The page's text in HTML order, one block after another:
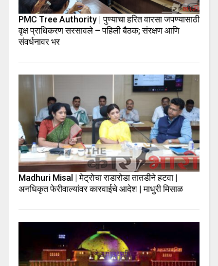
PMC Tree Authority | पुण्याचा हरित वारसा जपण्यासाठी
वृक्ष प्राधिकरण सरसावले – पहिली बैठक; संरक्षण आणि
संवर्धनावर भर
Madhuri Misal | मेट्रोचा राडारोडा तातडीने हटवा |
अनधिकृत फेरीवाल्यांवर कारवाईचे आदेश | माधुरी मिसाळ